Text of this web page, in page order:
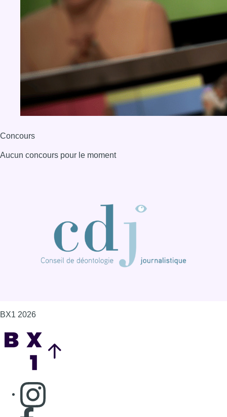
Concours
Aucun concours pour le moment
BX1 2026
Consulter page Instagram
Consulter page Facebook